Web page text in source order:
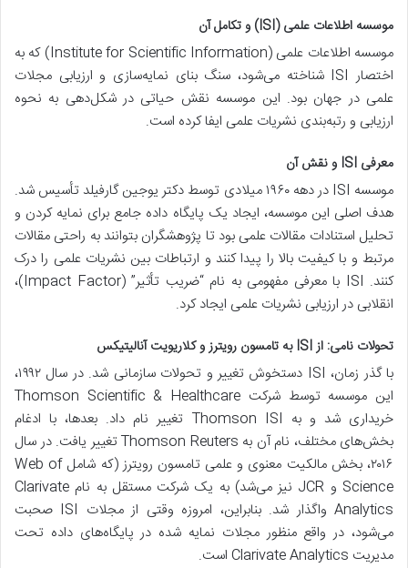
موسسه اطلاعات علمی (ISI) و تکامل آن
موسسه اطلاعات علمی (Institute for Scientific Information) که به
اختصار ISI شناخته می‌شود، سنگ بنای نمایه‌سازی و ارزیابی مجلات
علمی در جهان بود. این موسسه نقش حیاتی در شکل‌دهی به نحوه
ارزیابی و رتبه‌بندی نشریات علمی ایفا کرده است.
معرفی ISI و نقش آن
موسسه ISI در دهه ۱۹۶۰ میلادی توسط دکتر یوجین گارفیلد تأسیس شد.
هدف اصلی این موسسه، ایجاد یک پایگاه داده جامع برای نمایه کردن و
تحلیل استنادات مقالات علمی بود تا پژوهشگران بتوانند به راحتی مقالات
مرتبط و با کیفیت بالا را پیدا کنند و ارتباطات بین نشریات علمی را درک
کنند. ISI با معرفی مفهومی به نام “ضریب تأثیر” (Impact Factor)،
انقلابی در ارزیابی نشریات علمی ایجاد کرد.
تحولات نامی: از ISI به تامسون رویترز و کلاریویت آنالیتیکس
با گذر زمان، ISI دستخوش تغییر و تحولات سازمانی شد. در سال ۱۹۹۲،
این موسسه توسط شرکت Thomson Scientific & Healthcare
خریداری شد و به Thomson ISI تغییر نام داد. بعدها، با ادغام
بخش‌های مختلف، نام آن به Thomson Reuters تغییر یافت. در سال
۲۰۱۶، بخش مالکیت معنوی و علمی تامسون رویترز (که شامل Web of
Science و JCR نیز می‌شد) به یک شرکت مستقل به نام Clarivate
Analytics واگذار شد. بنابراین، امروزه وقتی از مجلات ISI صحبت
می‌شود، در واقع منظور مجلات نمایه شده در پایگاه‌های داده تحت
مدیریت Clarivate Analytics است.